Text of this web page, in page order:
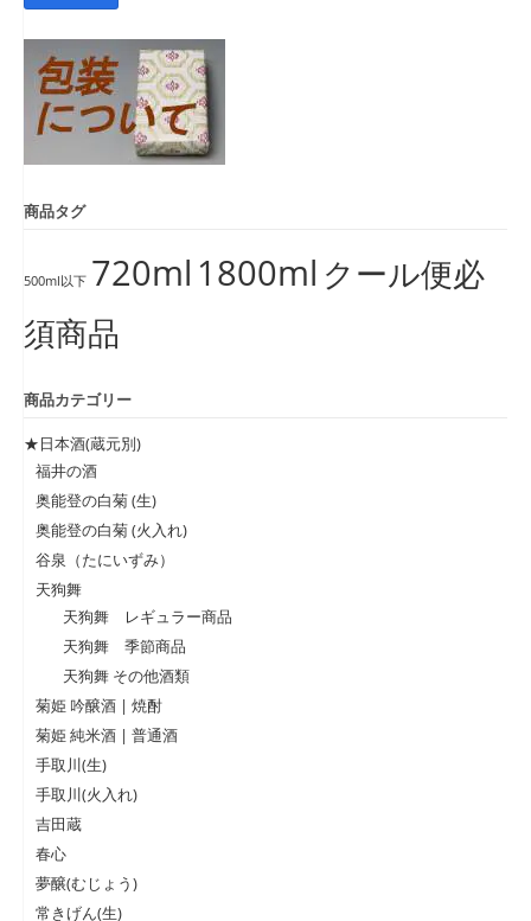
商品タグ
500ml以下 720ml 1800ml クール便必
須商品
商品カテゴリー
★日本酒(蔵元別)
福井の酒
奥能登の白菊 (生)
奥能登の白菊 (火入れ)
谷泉（たにいずみ）
天狗舞
天狗舞 レギュラー商品
天狗舞 季節商品
天狗舞 その他酒類
菊姫 吟醸酒 | 焼酎
菊姫 純米酒 | 普通酒
手取川(生)
手取川(火入れ)
吉田蔵
春心
夢醸(むじょう)
常きげん(生)